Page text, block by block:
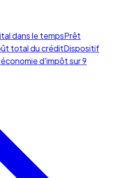
dans le tempsPrêt
total du créditDispositif
d'impôt sur 9